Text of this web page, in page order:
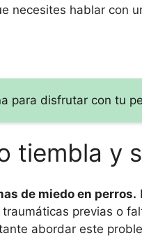
necesites hablar con
para disfrutar con tu
tiembla y
de miedo en perros.
previas o
abordar este